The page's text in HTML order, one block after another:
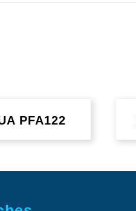
PFA122